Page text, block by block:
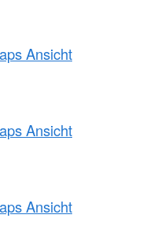
Ansicht
Ansicht
Ansicht